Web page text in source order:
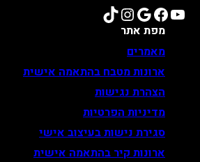
YouTube
Facebook
Google
Instagram
TikTok
מפת אתר
מאמרים
ארונות מטבח בהתאמה אישית
הצהרת נגישות
מדיניות הפרטיות
סגירת נישות בעיצוב אישי
ארונות קיר בהתאמה אישית